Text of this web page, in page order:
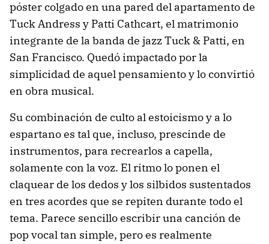
póster colgado en una pared del apartamento de
Tuck Andress y Patti Cathcart, el matrimonio
integrante de la banda de jazz Tuck & Patti, en
San Francisco. Quedó impactado por la
simplicidad de aquel pensamiento y lo convirtió
en obra musical.
Su combinación de culto al estoicismo y a lo
espartano es tal que, incluso, prescinde de
instrumentos, para recrearlos a capella,
solamente con la voz. El ritmo lo ponen el
claquear de los dedos y los silbidos sustentados
en tres acordes que se repiten durante todo el
tema. Parece sencillo escribir una canción de
pop vocal tan simple, pero es realmente